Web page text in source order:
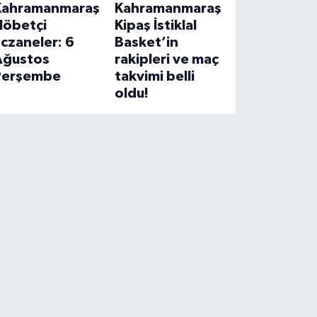
6
Kahramanmaraş
Kipaş İstiklal
Basket’in
rakipleri ve maç
takvimi belli
oldu!